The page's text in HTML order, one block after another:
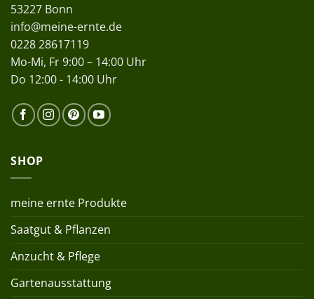
53227 Bonn
info@meine-ernte.de
0228 28617119
Mo-Mi, Fr 9:00 – 14:00 Uhr
Do 12:00 - 14:00 Uhr
SHOP
meine ernte Produkte
Saatgut & Pflanzen
Anzucht & Pflege
Gartenausstattung